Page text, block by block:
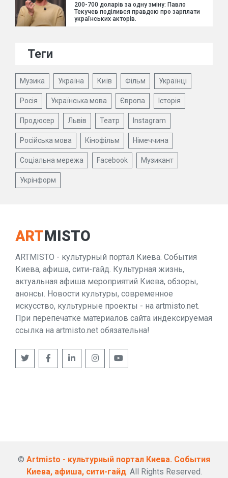
200-700 доларів за одну зміну: Павло
Текучев поділився правдою про зарплати
українських акторів.
Теги
Музика Україна Київ Фільм Українці
Росія Українська мова Європа Історія
Продюсер Львів Театр Instagram
Російська мова Кінофільм Німеччина
Соціальна мережа Facebook Музикант
Укрінформ
ARTMISTO
ARTMISTO - культурный портал Киева. События
Киева, афиша, сити-гайд. Культурная жизнь,
актуальная афиша мероприятий Киева, обзоры,
анонсы. Новости культуры, современное
искусство, культурные проекты - на artmisto.net.
При перепечатке материалов сайта индексируемая
ссылка на artmisto.net обязательна!
© Artmisto - культурный портал Киева. События
Киева, афиша, сити-гайд. All Rights Reserved.